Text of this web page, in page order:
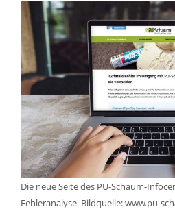
Die neue Seite des PU-Schaum-
Fehleranalyse. Bildquelle: www.pu-